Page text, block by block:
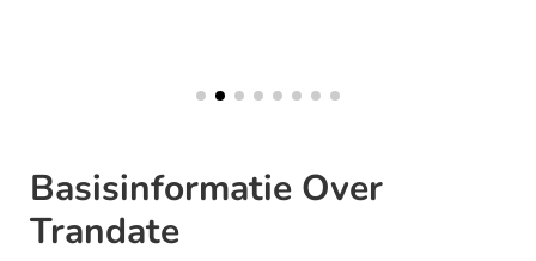
Basisinformatie Over
Trandate